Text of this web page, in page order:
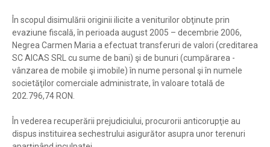
În scopul disimulării originii ilicite a veniturilor obţinute prin
evaziune fiscală, în perioada august 2005 – decembrie 2006,
Negrea Carmen Maria a efectuat transferuri de valori (creditarea
SC AICAS SRL cu sume de bani) şi de bunuri (cumpărarea -
vânzarea de mobile şi imobile) în nume personal şi în numele
societăţilor comerciale administrate, în valoare totală de
202.796,74 RON.
În vederea recuperării prejudiciului, procurorii anticorupţie au
dispus instituirea sechestrului asigurător asupra unor terenuri